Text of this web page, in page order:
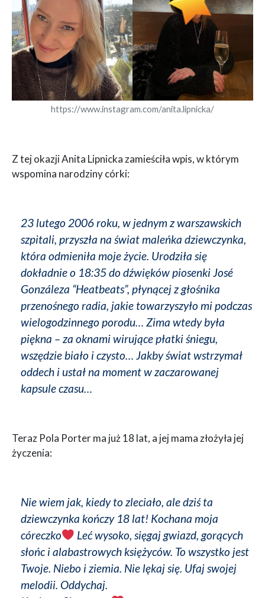
https://www.instagram.com/anita.lipnicka/
Z tej okazji Anita Lipnicka zamieściła wpis, w którym
wspomina narodziny córki:
23 lutego 2006 roku, w jednym z warszawskich
szpitali, przyszła na świat maleńka dziewczynka,
która odmieniła moje życie. Urodziła się
dokładnie o 18:35 do dźwięków piosenki José
Gonzáleza “Heatbeats”, płynącej z głośnika
przenośnego radia, jakie towarzyszyło mi podczas
wielogodzinnego porodu… Zima wtedy była
piękna – za oknami wirujące płatki śniegu,
wszędzie biało i czysto… Jakby świat wstrzymał
oddech i ustał na moment w zaczarowanej
kapsule czasu…
Teraz Pola Porter ma już 18 lat, a jej mama złożyła jej
życzenia:
Nie wiem jak, kiedy to zleciało, ale dziś ta
dziewczynka kończy 18 lat! Kochana moja
córeczko
Leć wysoko, sięgaj gwiazd, gorących
słońc i alabastrowych księżyców. To wszystko jest
Twoje. Niebo i ziemia. Nie lękaj się. Ufaj swojej
melodii. Oddychaj.